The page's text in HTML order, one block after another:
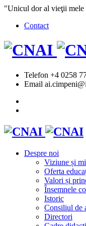
"Unicul dor al vieţii mele
Contact
Telefon +4 0258
Email
Despre noi
Viziune și
Oferta
Valori și
Însemnele
Istoric
Consiliul de
Directori